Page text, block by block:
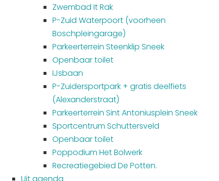
Zwembad It Rak
P-Zuid Waterpoort (voorheen
Boschpleingarage)
Parkeerterrein Steenklip Sneek
Openbaar toilet
IJsbaan
P-Zuidersportpark + gratis deelfiets
(Alexanderstraat)
Parkeerterrein Sint Antoniusplein Sneek
Sportcentrum Schuttersveld
Openbaar toilet
Poppodium Het Bolwerk
Recreatiegebied De Potten.